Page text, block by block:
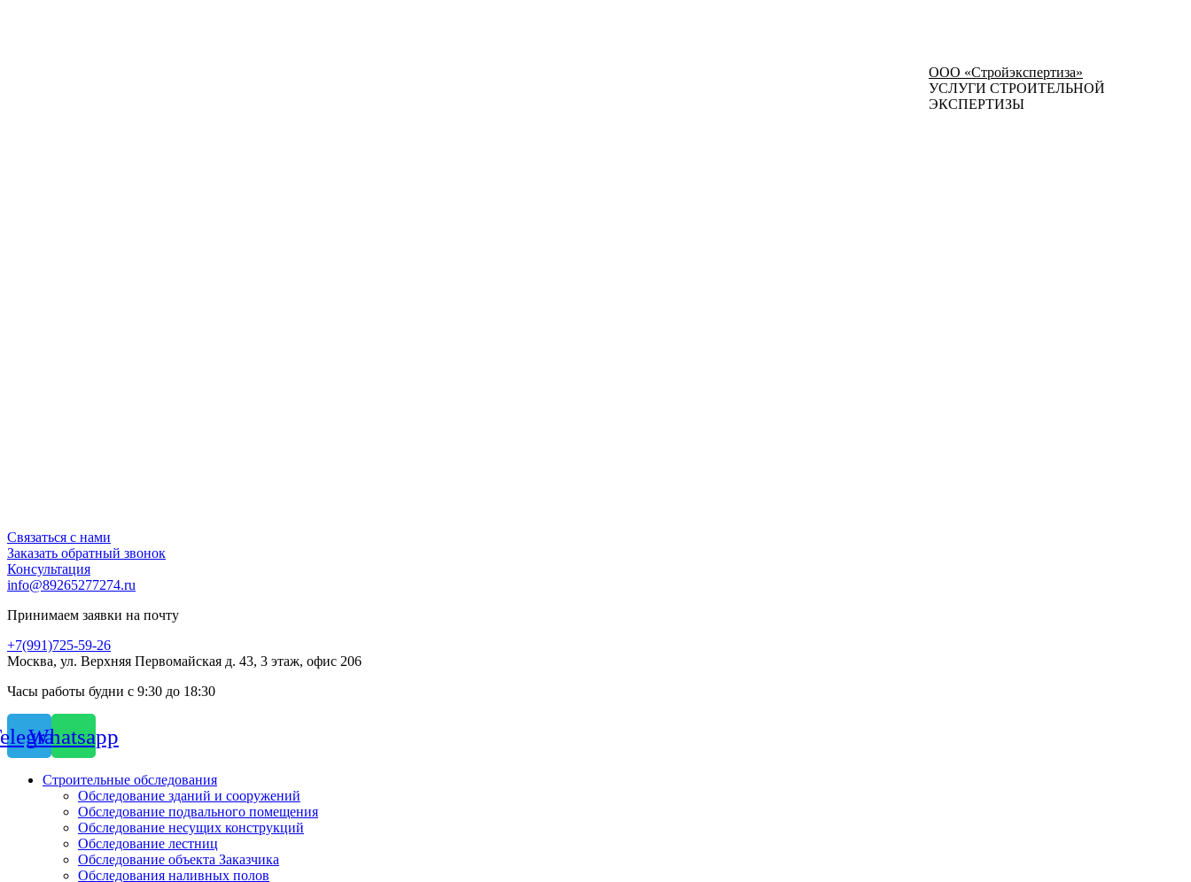
ООО «Стройэкспертиза»
УСЛУГИ СТРОИТЕЛЬНОЙ
ЭКСПЕРТИЗЫ
Связаться с нами
Заказать обратный звонок
Консультация
info@89265277274.ru
Принимаем заявки на почту
+7(991)725-59-26
Москва, ул. Верхняя Первомайская д. 43, 3 этаж, офис 206
Часы работы будни с 9:30 до 18:30
Whatsapp
Строительные обследования
Обследование зданий и сооружений
Обследование подвального помещения
Обследование несущих конструкций
Обследование лестниц
Обследование объекта Заказчика
Обследования наливных полов